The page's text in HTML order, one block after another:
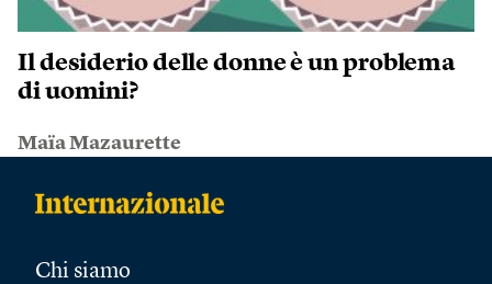
Il desiderio delle donne è un problema
di uomini?
Maïa Mazaurette
Chi siamo